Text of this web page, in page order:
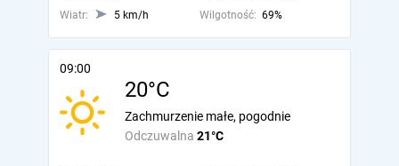
Wiatr:
5 km/h Wilgotność: 69%
09:00
20°C
Odczuwalna 21°C
Zachmurzenie małe, pogodnie